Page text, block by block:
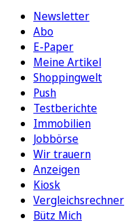
Newsletter
Abo
E-Paper
Meine Artikel
Shoppingwelt
Push
Testberichte
Immobilien
Jobbörse
Wir trauern
Anzeigen
Kiosk
Vergleichsrechner
Bütz Mich